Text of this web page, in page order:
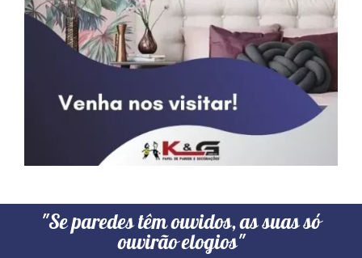
"Se paredes têm ouvidos, as suas só
ouvirão elogios"